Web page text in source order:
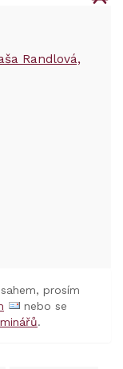
Randlová,
prosím
nebo se
.